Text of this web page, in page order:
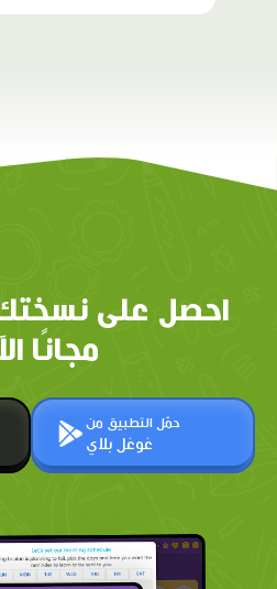
احصل على
مجانًا
حمّل التطبيق من
غوغل بلاي